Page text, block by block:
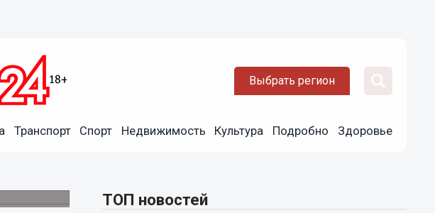
Выбрать регион
Транспорт Спорт Недвижимость Культура Подробно Здоровье
ТОП новостей